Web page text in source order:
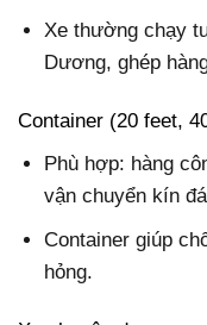
Xe thường chạy
Dương, ghép
Container (20 feet,
Phù hợp: hàng
vận chuyển kín
Container giúp
hỏng.